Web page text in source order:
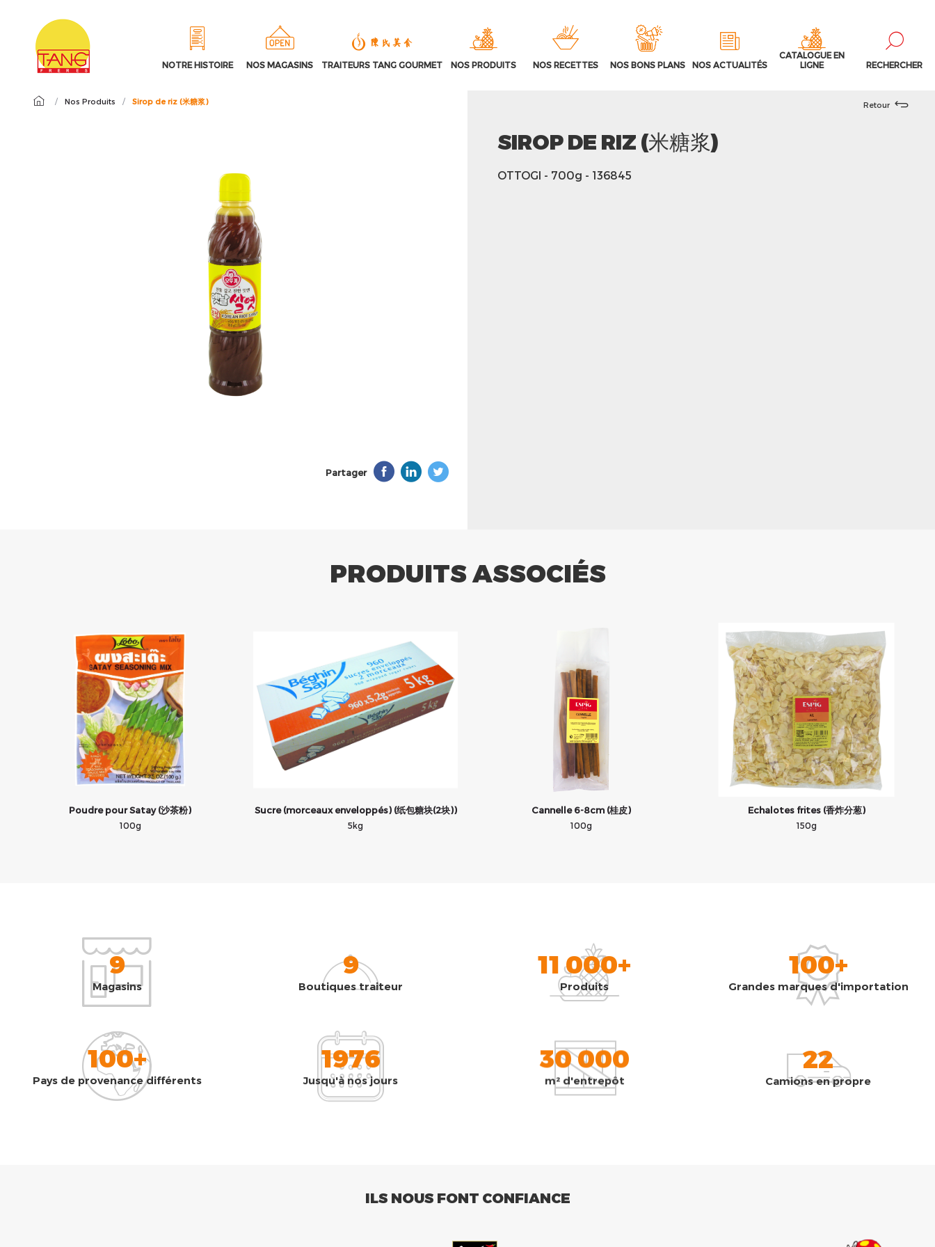
NOTRE HISTOIRE NOS MAGASINS TRAITEURS TANG GOURMET NOS PRODUITS NOS RECETTES NOS BONS PLANS NOS ACTUALITÉS
CATALOGUE EN
LIGNE
RECHERCHER
/ Nos Produits / Sirop de riz (米糖浆)
Partager
Retour
SIROP DE RIZ (米糖浆)
OTTOGI - 700g - 136845
PRODUITS ASSOCIÉS
Poudre pour Satay (沙茶粉)
100g
Sucre (morceaux enveloppés) (纸包糖块(2块))
5kg
Cannelle 6-8cm (桂皮)
100g
Echalotes frites (香炸分葱)
150g
9
Magasins
9
Boutiques traiteur
11 000+
Produits
100+
Grandes marques d'importation
100+
Pays de provenance différents
1976
Jusqu'à nos jours
30 000
m² d'entrepôt
22
Camions en propre
ILS NOUS FONT CONFIANCE